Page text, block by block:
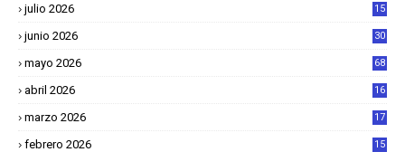
julio 2026 15
junio 2026 30
mayo 2026 68
abril 2026
16
marzo 2026
17
febrero 2026
15